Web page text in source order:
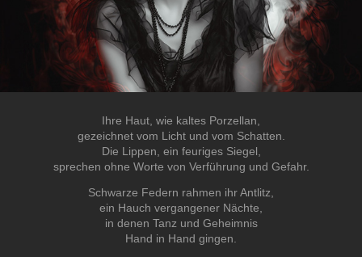
Ihre Haut, wie kaltes Porzellan,
gezeichnet vom Licht und vom Schatten.
Die Lippen, ein feuriges Siegel,
sprechen ohne Worte von Verführung und Gefahr.
Schwarze Federn rahmen ihr Antlitz,
ein Hauch vergangener Nächte,
in denen Tanz und Geheimnis
Hand in Hand gingen.